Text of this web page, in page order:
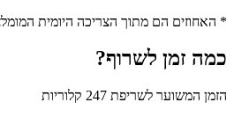
* האחוזים הם מתוך הצריכה היומית
כמה זמן לשרוף?
הזמן המשוער לשריפת 247 קלוריות